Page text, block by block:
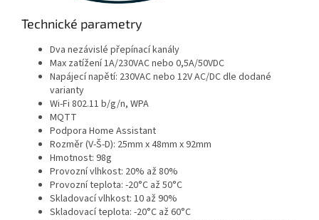
Technické parametry
Dva nezávislé přepínací kanály
Max zatížení 1A/230VAC nebo 0,5A/50VDC
Napájecí napětí: 230VAC nebo 12V AC/DC dle dodané
varianty
Wi-Fi 802.11 b/g/n, WPA
MQTT
Podpora Home Assistant
Rozměr (V-Š-D): 25mm x 48mm x 92mm
Hmotnost: 98g
Provozní vlhkost: 20% až 80%
Provozní teplota: -20°C až 50°C
Skladovací vlhkost: 10 až 90%
Skladovací teplota: -20°C až 60°C